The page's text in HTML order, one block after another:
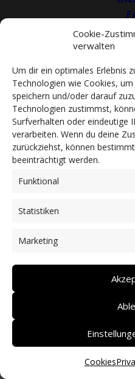
Cookie-
verwalten
Um dir ein optimales Erlebnis
Technologien wie Cookies,
speichern und/oder darauf
Technologien zustimmst,
Surfverhalten oder eindeutige
verarbeiten. Wenn du deine
zurückziehst, können
beeinträchtigt werden.
Funktional
Statistiken
Marketing
Cookies
Coronakrise:
Initiativen
DEUTSCH